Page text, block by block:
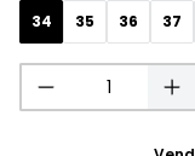
34 35 36 37